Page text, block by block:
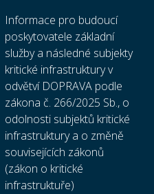
Informace pro budoucí
poskytovatele základní
služby a následné subjekty
kritické infrastruktury v
odvětví DOPRAVA podle
zákona č. 266/2025 Sb., o
odolnosti subjektů kritické
infrastruktury a o změně
souvisejících zákonů
(zákon o kritické
infrastruktuře)